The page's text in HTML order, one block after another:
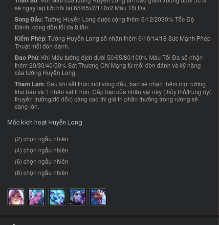
sẽ ngay lập tức hồi lại 65/65x2/110x2 Máu Tối Đa.
Song Đấu: Tướng Huyễn Long được cộng thêm 6/12/2030% Tốc Độ
Đánh, cộng dồn tối đa 8 lần.
Kiếm Phép: Tướng Huyễn Long sẽ nhận thêm 6/10/14/18 Sức Mạnh Phép
Thuật mỗi đòn đánh.
Đao Phủ: Khi Máu tướng địch dưới 50/65/80/100% Máu Tối Đa sẽ nhận
thêm 20/30/40/50% Sát Thương Chí Mạng từ mỗi đòn đánh và kỹ năng
của tướng Huyễn Long.
Tham Lam: Sau khi kết thúc một vòng đấu, bạn sẽ nhận thêm một rương
kho báu và 1 nhân vật tí hon. Cấp bậc của nhân vật này (thủy thủ/trung úy/
thuyền trưởng/đô đốc) càng cao thì giá trị phần thưởng trong rương sẽ
càng lớn.
Mốc kích hoạt Huyễn Long
(2) chọn ngẫu nhiên
(4) chọn ngẫu nhiên
(6) chọn ngẫu nhiên
(8) chọn ngẫu nhiên